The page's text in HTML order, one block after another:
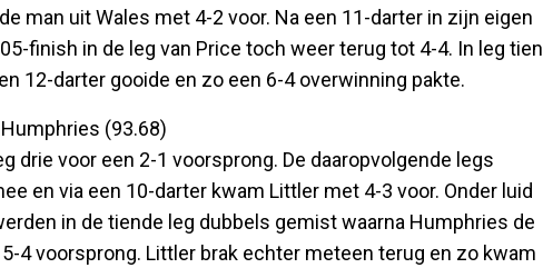
man uit Wales met 4-2 voor. Na een 11-darter in zijn eigen
finish in de leg van Price toch weer terug tot 4-4. In leg tien
12-darter gooide en zo een 6-4 overwinning pakte.
(93.68)
drie voor een 2-1 voorsprong. De daaropvolgende legs
en via een 10-darter kwam Littler met 4-3 voor. Onder luid
in de tiende leg dubbels gemist waarna Humphries de
4 voorsprong. Littler brak echter meteen terug en zo kwam